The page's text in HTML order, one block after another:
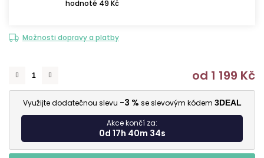
hodnotě 49 Kč
Možnosti dopravy a platby
od 1 199 Kč
Využijte dodatečnou slevu -3 % se slevovým kódem 3DEAL
Akce končí za:
0d 17h 40m 33s